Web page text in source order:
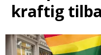
kraftig